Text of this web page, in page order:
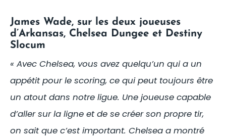
James Wade, sur les deux joueuses
d’Arkansas, Chelsea Dungee et Destiny
Slocum
« Avec Chelsea, vous avez quelqu’un qui a un
appétit pour le scoring, ce qui peut toujours être
un atout dans notre ligue. Une joueuse capable
d’aller sur la ligne et de se créer son propre tir,
on sait que c’est important. Chelsea a montré